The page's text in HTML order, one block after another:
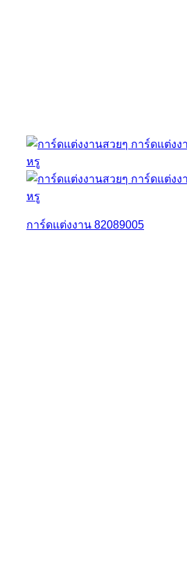
การ์ดแต่งงาน 82089005